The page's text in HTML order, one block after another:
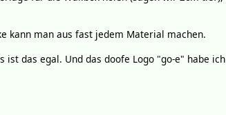
kann man aus fast jedem Material machen.
das egal. Und das doofe Logo "go-e" habe